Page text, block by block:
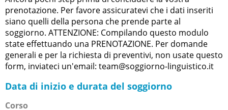
prenotazione. Per favore assicuratevi che i dati inseriti
siano quelli della persona che prende parte al
soggiorno. ATTENZIONE: Compilando questo modulo
state effettuando una PRENOTAZIONE. Per domande
generali e per la richiesta di preventivi, non usate questo
form, inviateci un'email: team@soggiorno-linguistico.it
Data di inizio e durata del soggiorno
Corso